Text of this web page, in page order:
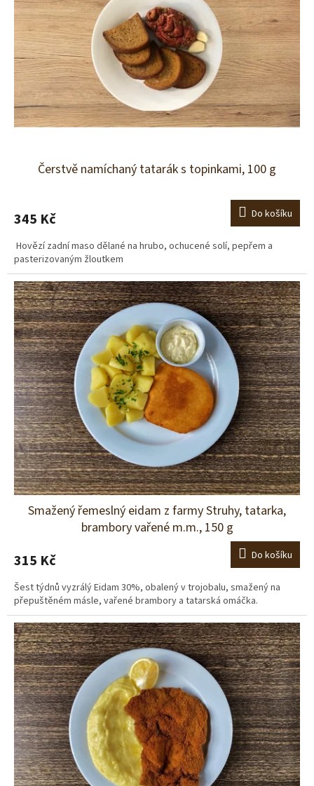
Čerstvě namíchaný tatarák s topinkami, 100 g
345 Kč Do košíku
Hovězí zadní maso dělané na hrubo, ochucené solí, pepřem a
pasterizovaným žloutkem
Smažený řemeslný eidam z farmy Struhy, tatarka,
brambory vařené m.m., 150 g
315 Kč Do košíku
Šest týdnů vyzrálý Eidam 30%, obalený v trojobalu, smažený na
přepuštěném másle, vařené brambory a tatarská omáčka.